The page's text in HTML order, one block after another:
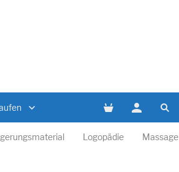
Logopädie Massage